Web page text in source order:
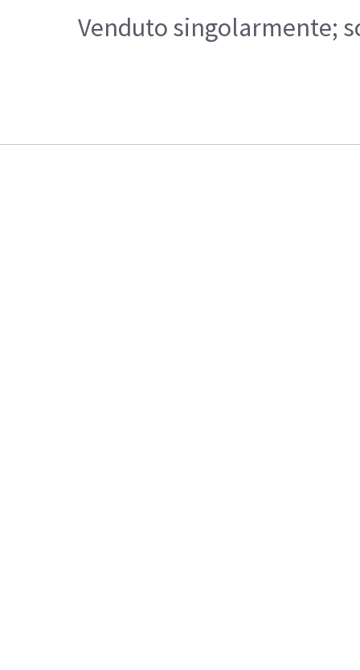
Venduto singolarmente;